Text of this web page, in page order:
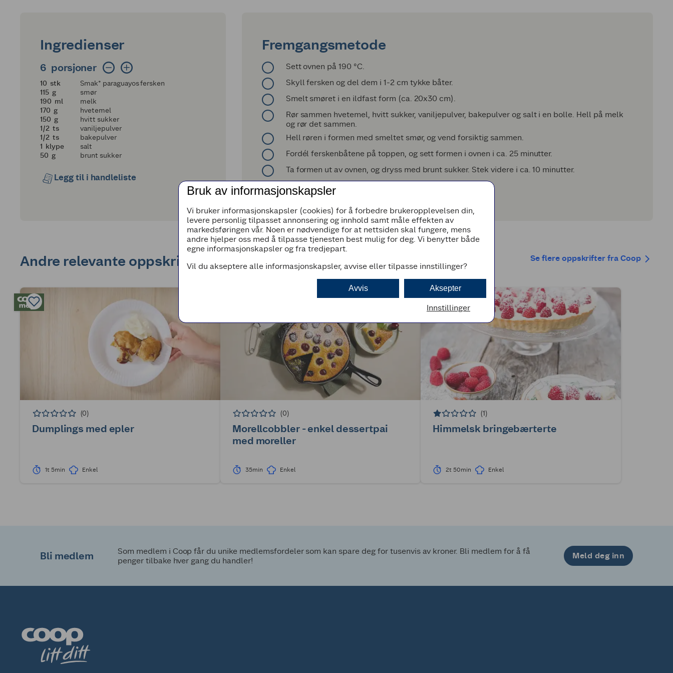
Ingredienser
6 porsjoner
6 porsjoner
10
10 stk
Smak* paraguayos fersken
115
115 g
smør
190
190 ml
melk
170
170 g
hvetemel
150
150 g
hvitt sukker
en halv
1/2 ts
vaniljepulver
en halv
1/2 ts
bakepulver
11 klype
salt
50
50 g brunt sukker
Legg til i handleliste
Fremgangsmetode
Sett ovnen på 190 °C.
Skyll fersken og del dem i 1-2 cm tykke båter.
Smelt smøret i en ildfast form (ca. 20x30 cm).
Rør sammen hvetemel, hvitt sukker, vaniljepulver, bakepulver og salt i en bolle. Hell på melk
og rør det sammen.
Hell røren i formen med smeltet smør, og vend forsiktig sammen.
Fordél ferskenbåtene på toppen, og sett formen i ovnen i ca. 25 minutter.
Ta formen ut av ovnen, og dryss med brunt sukker. Stek videre i ca. 10 minutter.
Servér kaken lun, gjerne med vaniljeis til!
Andre relevante oppskrifter Se flere oppskrifter fra Coop
(0)
Dumplings med epler
1t 5min Enkel
(0)
Morellcobbler - enkel dessertpai
med moreller
35min Enkel
(1)
Himmelsk bringebærterte
2t 50min Enkel
Bli medlem
Som medlem i Coop får du unike medlemsfordeler som kan spare deg for tusenvis av kroner. Bli medlem for å få
penger tilbake hver gang du handler!
Meld deg inn
Bruk av informasjonskapsler
Vi bruker informasjonskapsler (cookies) for å forbedre brukeropplevelsen din,
levere personlig tilpasset annonsering og innhold samt måle effekten av
markedsføringen vår. Noen er nødvendige for at nettsiden skal fungere, mens
andre hjelper oss med å tilpasse tjenesten best mulig for deg. Vi benytter både
egne informasjonskapsler og fra tredjepart.
Vil du akseptere alle informasjonskapsler, avvise eller tilpasse innstillinger?
Aksepter
Avvis
Innstillinger